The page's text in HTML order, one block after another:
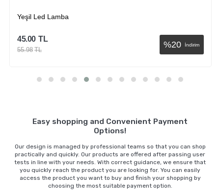
Yeşil Led Lamba
%20 İndirim
45.00 TL
55.98 TL
Easy shopping and Convenient Payment
Options!
Our design is managed by professional teams so that you can shop
practically and quickly. Our products are offered after passing user
tests in line with your needs. With correct guidance, we ensure that
you quickly reach the product you are looking for. You can easily
access the product you want to buy and finish your shopping by
choosing the most suitable payment option.